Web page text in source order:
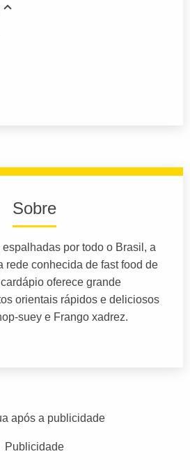
Sobre
por todo o Brasil, a
rede conhecida de fast food de
oferece grande
orientais rápidos e deliciosos
suey e Frango xadrez.
após a publicidade
Publicidade